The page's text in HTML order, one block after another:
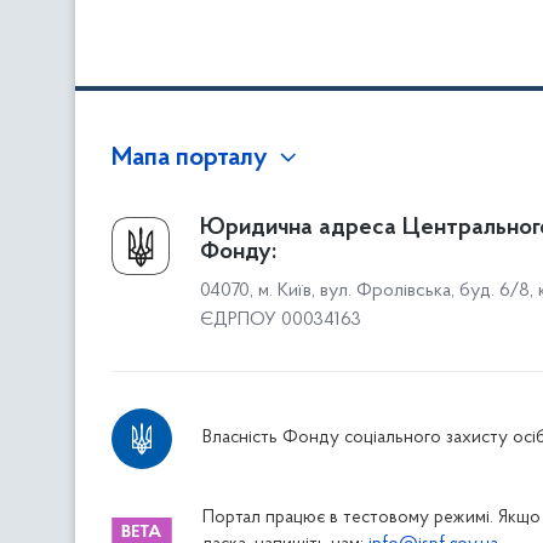
Мапа порталу
Про Фонд
Керівництво
Структура Фонду
Територіальні відділення
Дніпропетровське відділення
Житомирське відділення
Юридична адреса
Фонду:
04070, м. Київ, вул. Фролівська, буд. 6/8,
ЄДРПОУ 00034163
Власність Фонду соціального захисту осіб
Портал працює в тестовому режимі. Якщо